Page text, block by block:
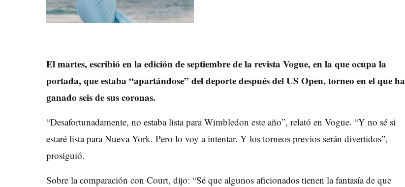
El martes, escribió en la edición de septiembre de la revista Vogue, en la que ocupa la
portada, que estaba “apartándose” del deporte después del US Open, torneo en el que ha
ganado seis de sus coronas.
“Desafortunadamente, no estaba lista para Wimbledon este año”, relató en Vogue. “Y no sé si
estaré lista para Nueva York. Pero lo voy a intentar. Y los torneos previos serán divertidos”,
prosiguió.
Sobre la comparación con Court, dijo: “Sé que algunos aficionados tienen la fantasía de que